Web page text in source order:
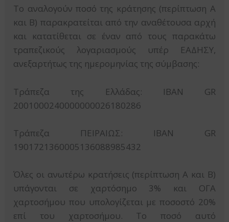
Το αναλογούν ποσό της κράτησης (περίπτωση Α
και Β) παρακρατείται από την αναθέτουσα αρχή
και κατατίθεται σε έναν από τους παρακάτω
τραπεζικούς λογαριασμούς υπέρ ΕΑΔΗΣΥ,
ανεξαρτήτως της ημερομηνίας της σύμβασης:
Τράπεζα της Ελλάδας: ΙΒΑΝ GR
2001000240000000026180286
Τράπεζα ΠΕΙΡΑΙΩΣ: ΙΒΑΝ GR
1901721360005136088985432
Όλες οι ανωτέρω κρατήσεις (περίπτωση Α και Β)
υπάγονται σε χαρτόσημο 3% και ΟΓΑ
χαρτοσήμου που υπολογίζεται με ποσοστό 20%
επί του χαρτοσήμου. Το ποσό αυτό